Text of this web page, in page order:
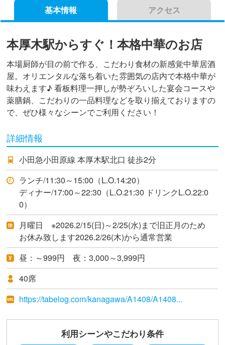
基本情報 アクセス
本厚木駅からすぐ！本格中華のお店
本場厨師が目の前で作る、こだわり食材の新感覚中華居酒
屋。オリエンタルな落ち着いた雰囲気の店内で本格中華が
味わえます♪ 看板料理一押しが勢ぞろいした宴会コースや
薬膳鍋、こだわりの一品料理などを取り揃えておりますの
で、ぜひ様々なシーンでご利用ください！
詳細情報
小田急小田原線 本厚木駅北口 徒歩2分
ランチ/11:30～15:00（L.O.14:20）
ディナー/17:00～22:30（L.O.21:30 ドリンクL.O.22:0
0）
月曜日 ※2026.2/15(日)～2/25(水)まで旧正月のため
お休み致します2026.2/26(木)から通常営業
昼：～999円 夜：3,000～3,999円
40席
https://tabelog.com/kanagawa/A1408/A1408...
利用シーンやこだわり条件